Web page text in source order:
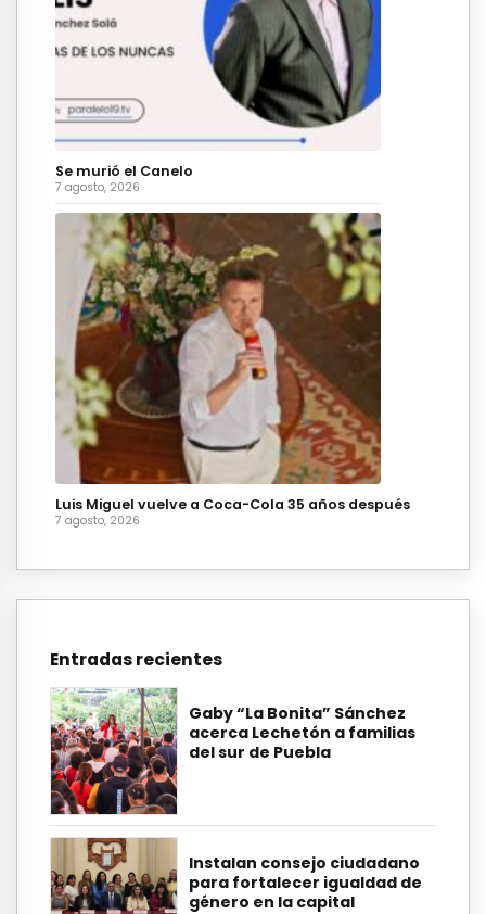
Se murió el Canelo
7 agosto, 2026
Luis Miguel vuelve a Coca-Cola 35 años después
7 agosto, 2026
Entradas recientes
Gaby “La Bonita” Sánchez
acerca Lechetón a familias
del sur de Puebla
Instalan consejo ciudadano
para fortalecer igualdad de
género en la capital